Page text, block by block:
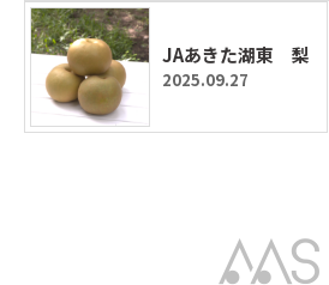
JAあきた湖東 梨
2025.09.27